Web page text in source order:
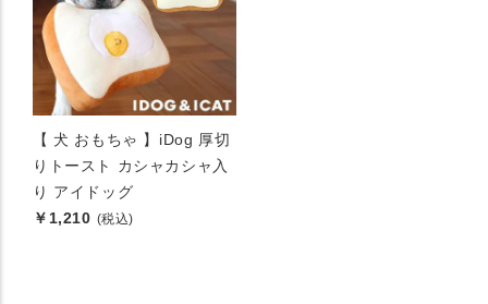
【 犬 おもちゃ 】iDog 厚切
りトースト カシャカシャ入
り アイドッグ
￥1,210 (税込)